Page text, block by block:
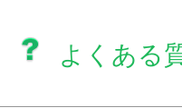
よくある